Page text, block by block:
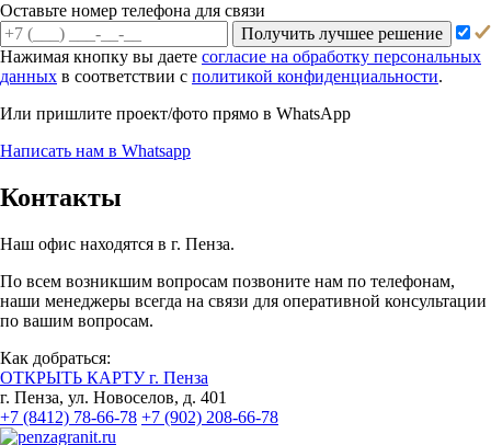
Оставьте номер телефона для связи
Получить лучшее решение
Нажимая кнопку вы даете согласие на обработку персональных
данных в соответствии с политикой конфиденциальности.
Или пришлите проект/фото прямо в WhatsApp
Написать нам в Whatsapp
Контакты
Наш офис находятся в г. Пенза.
По всем возникшим вопросам позвоните нам по телефонам,
наши менеджеры всегда на связи для оперативной консультации
по вашим вопросам.
Как добраться:
ОТКРЫТЬ КАРТУ г. Пенза
г. Пенза, ул. Новоселов, д. 401
+7 (8412) 78-66-78 +7 (902) 208-66-78